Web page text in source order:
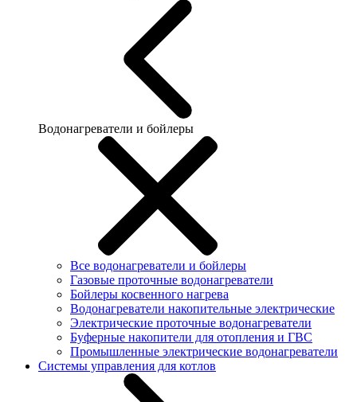
Водонагреватели и бойлеры
Все водонагреватели и бойлеры
Газовые проточные водонагреватели
Бойлеры косвенного нагрева
Водонагреватели накопительные электрические
Электрические проточные водонагреватели
Буферные накопители для отопления и ГВС
Промышленные электрические водонагреватели
Системы управления для котлов